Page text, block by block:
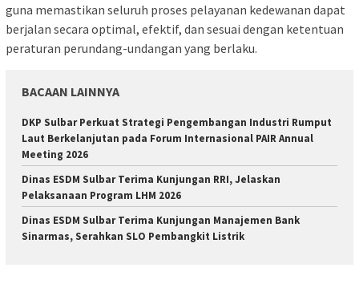
guna memastikan seluruh proses pelayanan kedewanan dapat
berjalan secara optimal, efektif, dan sesuai dengan ketentuan
peraturan perundang-undangan yang berlaku.
BACAAN LAINNYA
DKP Sulbar Perkuat Strategi Pengembangan Industri Rumput
Laut Berkelanjutan pada Forum Internasional PAIR Annual
Meeting 2026
Dinas ESDM Sulbar Terima Kunjungan RRI, Jelaskan
Pelaksanaan Program LHM 2026
Dinas ESDM Sulbar Terima Kunjungan Manajemen Bank
Sinarmas, Serahkan SLO Pembangkit Listrik